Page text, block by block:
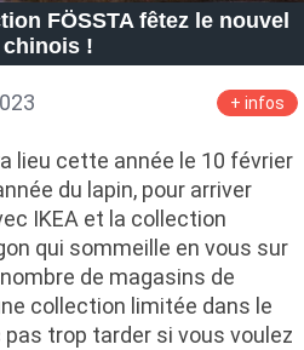
FÖSSTA fêtez le nouvel
chinois !
+ infos
lieu cette année le 10 février
du lapin, pour arriver
IKEA et la collection
qui sommeille en vous sur
de magasins de
collection limitée dans le
trop tarder si vous voulez